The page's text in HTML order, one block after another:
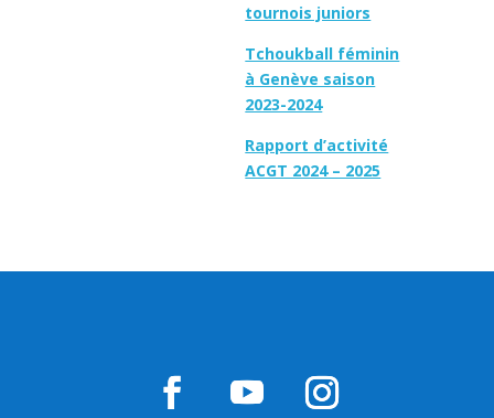
tournois juniors
Tchoukball féminin
à Genève saison
2023-2024
Rapport d’activité
ACGT 2024 – 2025